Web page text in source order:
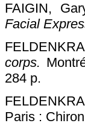
FAIGIN,
Facial
corps.
284 p.
Paris :